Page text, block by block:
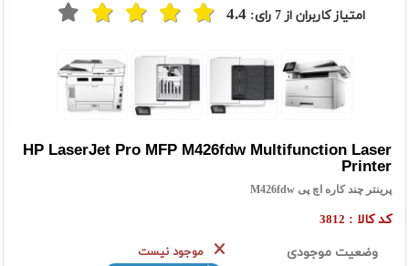
امتیاز کاربران از7 رای: 4.4
HP LaserJet Pro MFP M426fdw Multifunction Laser
Printer
پرینتر چند کاره اچ پی M426fdw
کد کالا : 3812
وضعیت موجودی
موجود نیست